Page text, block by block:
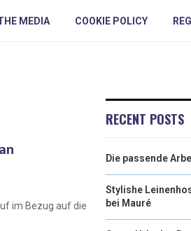
MEDIA COOKIE POLICY
im Bezug auf die
RECENT POSTS
Die passende
Stylishe
bei Mauré